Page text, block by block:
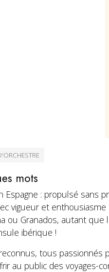
mots
Espagne : propulsé sans
vigueur et
ou Granados, autant que
ibérique !
tous passionnés
au public des voyages-